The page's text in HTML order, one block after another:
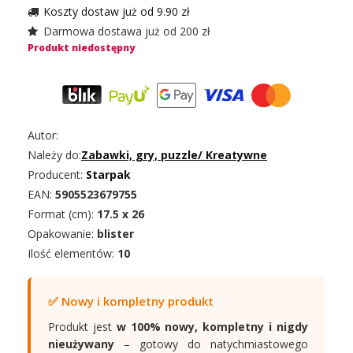
Autor:
Należy do:Zabawki, gry, puzzle/ Kreatywne
Producent: Starpak
EAN: 5905523679755
Format (cm): 17.5 x 26
Opakowanie: blister
Ilość elementów: 10
✅ Nowy i kompletny produkt
Produkt jest w 100% nowy, kompletny i nigdy
nieużywany – gotowy do natychmiastowego
Koszty dostaw już od 9.90 zł
Darmowa dostawa już od 200 zł
Produkt niedostępny